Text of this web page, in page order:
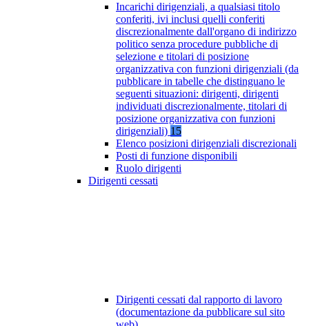
Incarichi dirigenziali, a qualsiasi titolo
conferiti, ivi inclusi quelli conferiti
discrezionalmente dall'organo di indirizzo
politico senza procedure pubbliche di
selezione e titolari di posizione
organizzativa con funzioni dirigenziali (da
pubblicare in tabelle che distinguano le
seguenti situazioni: dirigenti, dirigenti
individuati discrezionalmente, titolari di
posizione organizzativa con funzioni
dirigenziali) 15
Elenco posizioni dirigenziali discrezionali
Posti di funzione disponibili
Ruolo dirigenti
Dirigenti cessati
Dirigenti cessati dal rapporto di lavoro
(documentazione da pubblicare sul sito